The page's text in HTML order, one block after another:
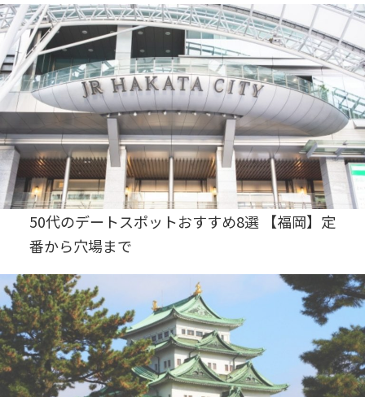
50代のデートスポットおすすめ8選 【福岡】定
番から穴場まで